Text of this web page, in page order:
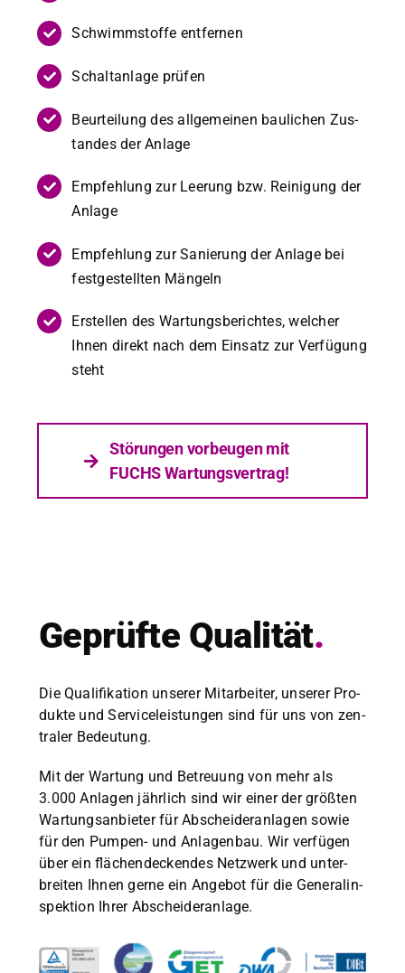
Schwimm­stoffe ent­fer­nen
Schal­tan­lage prüfen
Beurteilung des all­ge­meinen baulichen Zus­
tandes der Anlage
Empfehlung zur Leerung bzw. Reini­gung der
Anlage
Empfehlung zur Sanierung der Anlage bei
fest­gestell­ten Män­geln
Erstellen des Wartungs­bericht­es, welch­er
Ihnen direkt nach dem Ein­satz zur Ver­fü­gung
ste­ht
Störun­gen vor­beu­gen mit
FUCHS Wartungsver­trag!
Geprüfte Qual­ität.
Die Qual­i­fika­tion unser­er Mitar­beit­er, unser­er Pro­
duk­te und Ser­viceleis­tun­gen sind für uns von zen­
traler Bedeu­tung.
Mit der Wartung und Betreu­ung von mehr als
3.000 Anla­gen jährlich sind wir ein­er der größten
Wartungsan­bi­eter für Abschei­der­an­la­gen sowie
für den Pumpen- und Anla­gen­bau. Wir ver­fü­gen
über ein flächen­deck­endes Net­zw­erk und unter­
bre­it­en Ihnen gerne ein Ange­bot für die Gen­er­alin­
spek­tion Ihrer Abschei­der­an­lage.